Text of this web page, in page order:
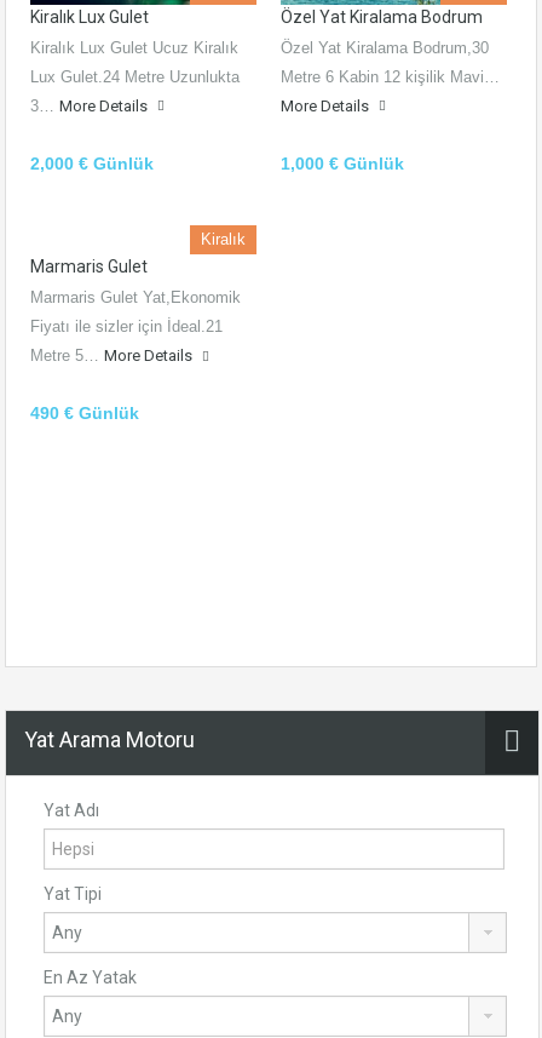
Kiralık Lux Gulet
Kiralık Lux Gulet Ucuz Kiralık
Lux Gulet.24 Metre Uzunlukta
3… More Details
2,000 € Günlük
Özel Yat Kiralama Bodrum
Özel Yat Kiralama Bodrum,30
Metre 6 Kabin 12 kişilik Mavi…
More Details
1,000 € Günlük
Kiralık
Marmaris Gulet
Marmaris Gulet Yat,Ekonomik
Fiyatı ile sizler için İdeal.21
Metre 5… More Details
490 € Günlük
Yat Arama Motoru
Yat Adı
Yat Tipi
En Az Yatak